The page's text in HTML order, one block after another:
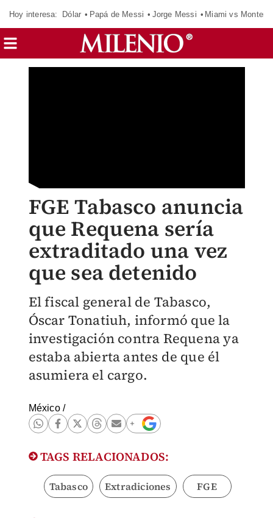
Hoy interesa: Dólar Papá de Messi Jorge Messi Miami vs
FGE Tabasco anuncia
que Requena sería
extraditado una vez
que sea detenido
El fiscal general de Tabasco,
Óscar Tonatiuh, informó que la
investigación contra Requena ya
estaba abierta antes de que él
asumiera el cargo.
México/
TAGS RELACIONADOS:
Tabasco Extradiciones FGE